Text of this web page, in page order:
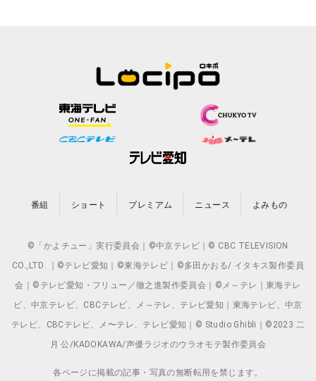
番組 ショート プレミアム ニュース よみもの
©「かよチュー」実行委員会｜©中京テレビ｜© CBC TELEVISION
CO.,LTD. ｜©テレビ愛知｜©東海テレビ｜©多田かおる/ イタキス製作委員
会｜©テレビ愛知・フリュー／徹之進製作委員会｜©メ～テレ｜東海テレ
ビ、中京テレビ、CBCテレビ、メ～テレ、テレビ愛知｜東海テレビ、中京
テレビ、CBCテレビ、メ〜テレ、テレビ愛知｜© Studio Ghibli｜©2023 二
月 公/KADOKAWA/声優ラジオのウラオモテ製作委員会
各ページに掲載の記事・写真の無断転用を禁じます。